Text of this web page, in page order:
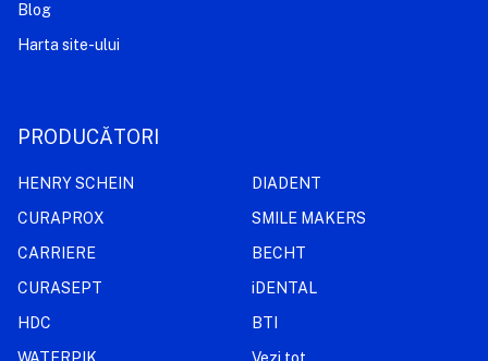
Blog
Harta site-ului
PRODUCĂTORI
HENRY SCHEIN
CURAPROX
CARRIERE
CURASEPT
HDC
DIADENT
SMILE MAKERS
BECHT
iDENTAL
BTI